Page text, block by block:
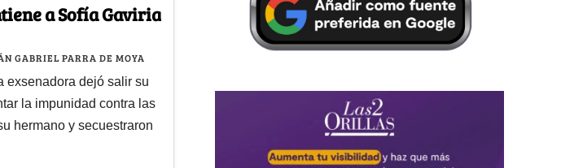
a Sofía Gaviria
GABRIEL PARRA DE MOYA
exsenadora dejó salir su
la impunidad contra las
hermano y secuestraron